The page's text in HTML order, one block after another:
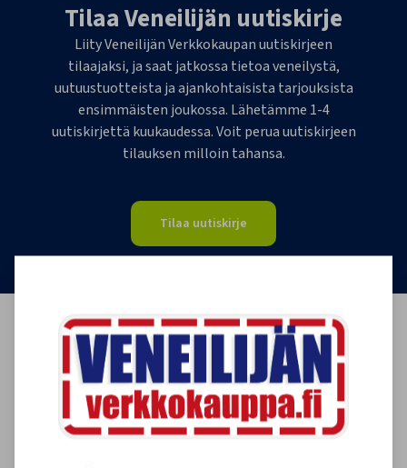
Tilaa Veneilijän uutiskirje
Liity Veneilijän Verkkokaupan uutiskirjeen
tilaajaksi, ja saat jatkossa tietoa veneilystä,
uutuustuotteista ja ajankohtaisista tarjouksista
ensimmäisten joukossa. Lähetämme 1-4
uutiskirjettä kuukaudessa. Voit perua uutiskirjeen
tilauksen milloin tahansa.
Tilaa uutiskirje